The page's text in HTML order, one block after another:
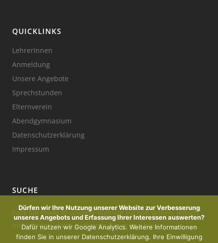
QUICKLINKS
LehrerInnen
Anmeldung
Unsere Angebote
Sprechstunden
Elternverein
Abendgymnasium
Datenschutzerklärung
Impressum
SUCHE
Falls Sie etwas in unserer Website suchen wollen, jedoch
nicht finden, dann probieren Sie es mal hier:
Dürfen wir Ihre Nutzung unserer Website zur Verbesserung
unseres Angebots und Erfassung Ihrer Interessen auswerten?
Dafür nutzen wir Google Analytics. Weitere Informationen
finden Sie in unserer Datenschutzerklärung. Ihre Einwilligung